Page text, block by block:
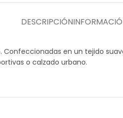
DESCRIPCIÓN
Confeccionadas en un tejido
o calzado urbano.